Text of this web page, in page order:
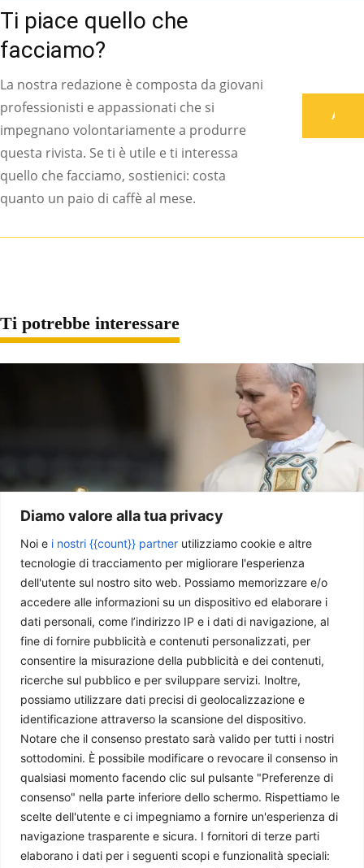
Diamo valore alla tua privacy
Noi e i nostri {{count}} partner utilizziamo cookie e altre
tecnologie di tracciamento per migliorare l'esperienza
dell'utente sul nostro sito web. Possiamo memorizzare e/o
accedere alle informazioni su un dispositivo ed elaborare i
dati personali, come l’indirizzo IP e i dati di navigazione, al
fine di fornire pubblicità e contenuti personalizzati, per
consentire la misurazione della pubblicità e dei contenuti,
ricerche sul pubblico e per sviluppare servizi. Inoltre,
possiamo utilizzare dati precisi di geolocalizzazione e
identificazione attraverso la scansione del dispositivo.
Notare che il consenso prestato sarà valido per tutti i nostri
sottodomini. È possibile modificare o revocare il consenso in
qualsiasi momento facendo clic sul pulsante "Preferenze di
consenso" nella parte inferiore dello schermo. Rispettiamo le
scelte dell'utente e ci impegniamo a fornire un'esperienza di
navigazione trasparente e sicura. I fornitori di terze parti
elaborano i dati per i seguenti scopi e funzionalità speciali:
Ti piace quello che
facciamo?
La nostra redazione è composta da giovani
professionisti e appassionati che si
impegnano volontariamente a produrre
questa rivista. Se ti è utile e ti interessa
quello che facciamo, sostienici: costa
quanto un paio di caffè al mese.
Ti potrebbe interessare
La visita di Papa Leone in Africa
Giovanni Tosi - 7 Maggio 2026
L’Africa al Mondiale 2026 e la geopolitica del calcio
Giovanni Tosi - 28 Novembre 2025